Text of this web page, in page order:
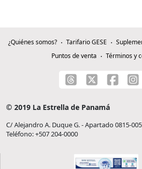
¿Quiénes somos? Tarifario GESE
Puntos de venta
Términos y
© 2019 La Estrella de Panamá
C/ Alejandro A. Duque G. - Apartado 0815-
Teléfono: +507 204-0000